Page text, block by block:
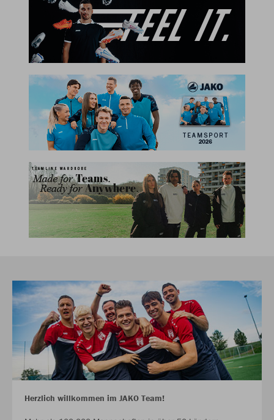
Herzlich willkommen im JAKO Team!